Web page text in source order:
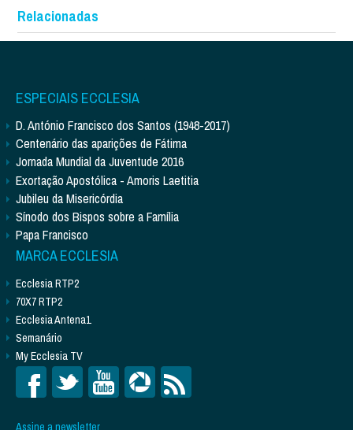
Relacionadas
ESPECIAIS ECCLESIA
D. António Francisco dos Santos (1948-2017)
Centenário das aparições de Fátima
Jornada Mundial da Juventude 2016
Exortação Apostólica - Amoris Laetitia
Jubileu da Misericórdia
Sínodo dos Bispos sobre a Família
Papa Francisco
MARCA ECCLESIA
Ecclesia RTP2
70X7 RTP2
Ecclesia Antena1
Semanário
My Ecclesia TV
Assine a newsletter